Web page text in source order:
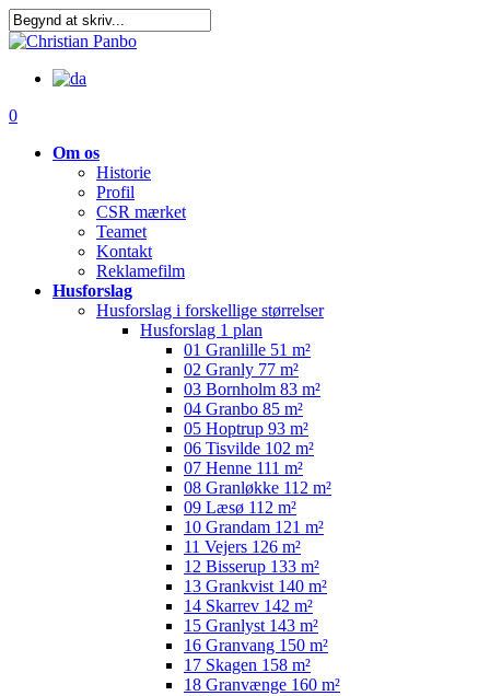
Skip
to
content
0
Om os
Historie
Profil
CSR mærket
Teamet
Kontakt
Reklamefilm
Husforslag
Husforslag i forskellige størrelser
Husforslag 1 plan
01 Granlille 51 m²
02 Granly 77 m²
03 Bornholm 83 m²
04 Granbo 85 m²
05 Hoptrup 93 m²
06 Tisvilde 102 m²
07 Henne 111 m²
08 Granløkke 112 m²
09 Læsø 112 m²
10 Grandam 121 m²
11 Vejers 126 m²
12 Bisserup 133 m²
13 Grankvist 140 m²
14 Skarrev 142 m²
15 Granlyst 143 m²
16 Granvang 150 m²
17 Skagen 158 m²
18 Granvænge 160 m²